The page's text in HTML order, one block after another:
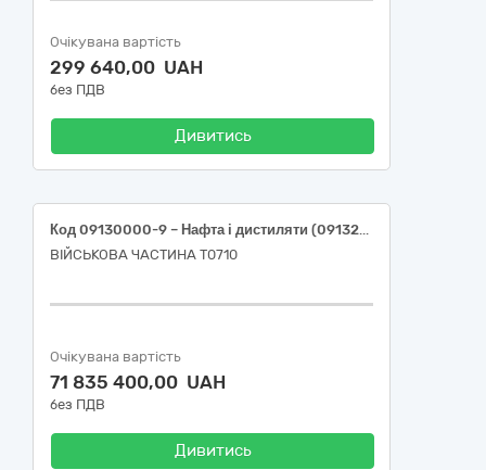
Очікувана вартість
299 640,00 UAH
без ПДВ
Дивитись
Код 09130000-9 – Нафта і дистиляти (09132000-3 – Бензин А-95 Євро 5 (ДСТУ 7687:2015); 09134200-9–Дизельне паливо Євро-5, (ДСТУ 7688:2015))
ВІЙСЬКОВА ЧАСТИНА Т0710
Очікувана вартість
71 835 400,00 UAH
без ПДВ
Дивитись